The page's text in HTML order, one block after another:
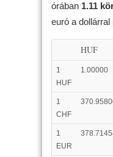
órában 1.11
euró a
HUF
1
HUF
1.00000
1
CHF
1
EUR